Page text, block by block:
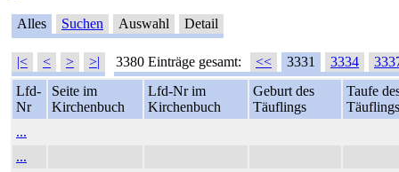
Alles Suchen Auswahl Detail
|< < > >| 3380 Einträge gesamt: << 3331 3334
Lfd-
Nr
Seite im
Kirchenbuch
Lfd-Nr im
Kirchenbuch
Geburt des
Täuflings
Taufe
Täuflings
...
...